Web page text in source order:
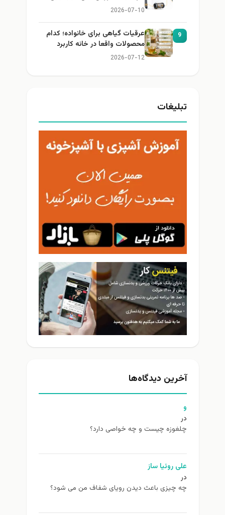
2026-07-10
9
عرقیات گیاهی برای خانواده؛ کدام
محصولات واقعا در خانه کاربرد
دارند؟
2026-07-12
تبلیغات
آخرین دیدگاه‌ها
و
در
چلغوزه چیست و چه خواصی دارد؟
علی روئیا ساز
در
چه چیزی باعث دیدن رویای شفاف من می شود؟